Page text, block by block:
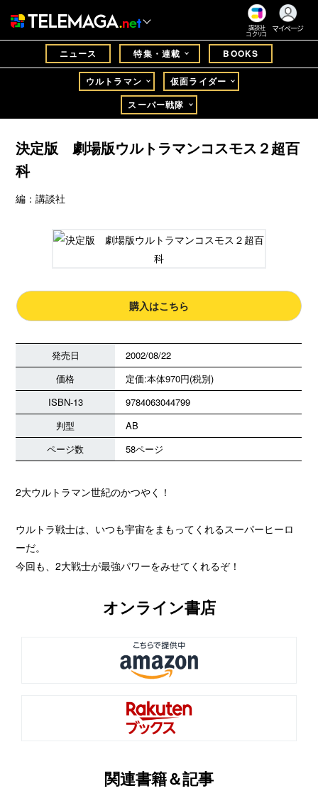
講談社
コクリコ
マイページ
ニュース 特集・連載 BOOKS
ウルトラマン
仮面ライダー
スーパー戦隊
決定版 劇場版ウルトラマンコスモス２超百
科
編：講談社
購入はこちら
発売日
2002/08/22
価格
定価:本体970円(税別)
ISBN-13
9784063044799
判型
AB
ページ数
58ページ
2大ウルトラマン世紀のかつやく！
ウルトラ戦士は、いつも宇宙をまもってくれるスーパーヒーロ
ーだ。
今回も、2大戦士が最強パワーをみせてくれるぞ！
オンライン書店
関連書籍＆記事